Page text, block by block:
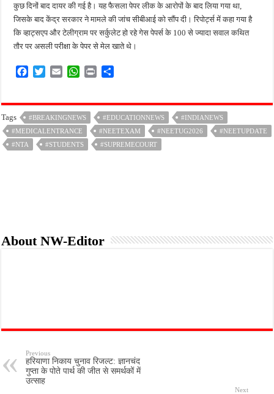
कुछ दिनों बाद दायर की गई है। यह फैसला पेपर लीक के आरोपों के बाद लिया गया था,
जिसके बाद केंद्र सरकार ने मामले की जांच सीबीआई को सौंप दी। रिपोर्ट्स में कहा गया है
कि व्हाट्सएप और टेलीग्राम पर सर्कुलेट हो रहे गेस पेपर्स के 100 से ज्यादा सवाल कथित
तौर पर असली परीक्षा के पेपर से मेल खाते थे।
e
b
o
o
t
t
e
r
i
l
W
t
s
A
p
n
t
r
e
Tags #BREAKINGNEWS #EDUCATIONNEWS
#INDIANEWS
#MEDICALENTRANCE
#NEETEXAM #NEETUG2026
#NEETUPDATE
#NTA
#STUDENTS #SUPREMECOURT
About NW-Editor
Previous
हरियाणा निकाय चुनाव रिजल्ट: ज्ञानचंद
गुप्ता के पोते पार्थ की जीत से समर्थकों में
उत्साह
Next